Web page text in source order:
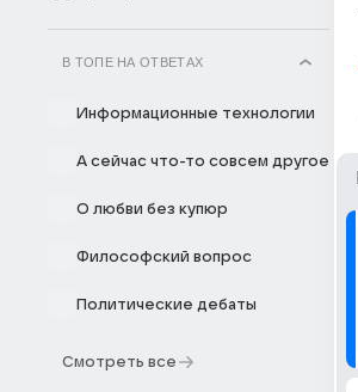
В ТОПЕ НА ОТВЕТАХ
Информационные технологии
А сейчас что-то совсем другое
О любви без купюр
Философский вопрос
Политические дебаты
Смотреть все